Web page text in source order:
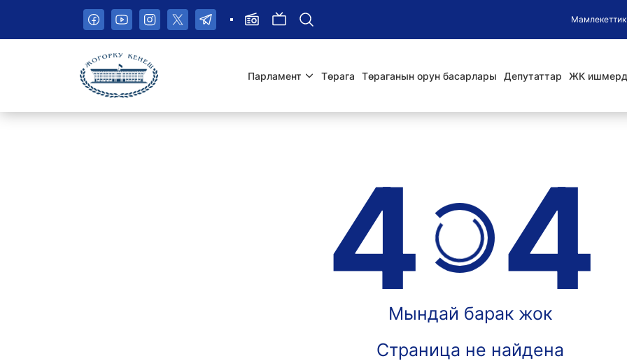
Пропустить
навигационное
Парламент Төрага Төраганын орун басарлары Депутаттар ЖК
4 4
Мындай барак жок
Страница не найдена